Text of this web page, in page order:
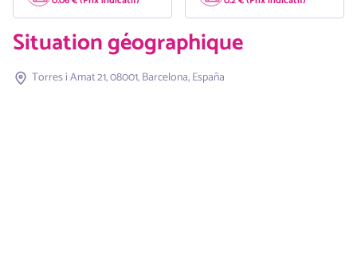
Situation géographique
Torres i Amat 21, 08001, Barcelona, España